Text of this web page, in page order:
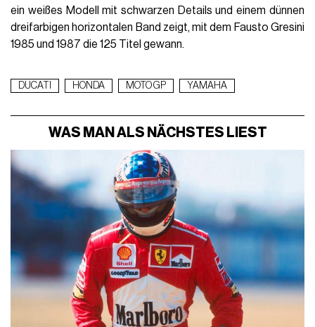
ein weißes Modell mit schwarzen Details und einem dünnen
dreifarbigen horizontalen Band zeigt, mit dem Fausto Gresini
1985 und 1987 die 125 Titel gewann.
DUCATI HONDA MOTO GP YAMAHA
WAS MAN ALS NÄCHSTES LIEST